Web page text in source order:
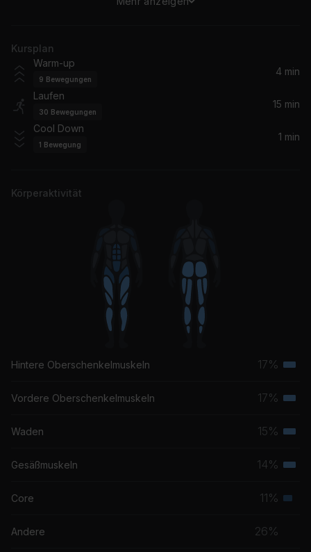
Gabry Ponte, Sarah McLachlan, Delerium, R3SPAWN
How Deep Is Your Love
Calvin Harris, Disciples
Kursplan
Warm-up
9 Bewegungen
4 min
Laufen
30 Bewegungen
15 min
Cool Down
1 Bewegung
1 min
Körperaktivität
Hintere Oberschenkelmuskeln 17%
Vordere Oberschenkelmuskeln 17%
Waden 15%
Gesäßmuskeln 14%
Core 11%
Andere 26%